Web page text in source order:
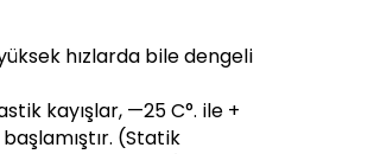
hızlarda bile dengeli
kayışlar, —25 C°. ile +
(Statik